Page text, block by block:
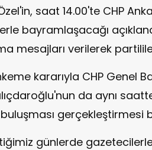
saat 14.00'te CHP
bayramlaşacağı
mesajları verilerek
kararıyla CHP Genel
da aynı
gerçekleştirmesi
günlerde gazetecilerle